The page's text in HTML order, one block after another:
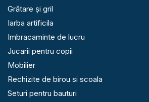
Grătare și gril
Iarba artificila
Imbracaminte de lucru
Jucarii pentru copii
Mobilier
Rechizite de birou si scoala
Seturi pentru bauturi